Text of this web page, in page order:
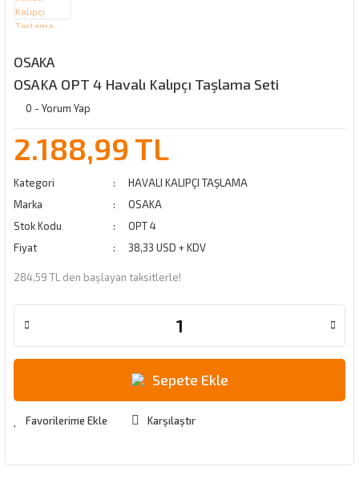
OSAKA
OSAKA OPT 4 Havalı Kalıpçı Taşlama Seti
0 - Yorum Yap
2.188,99 TL
Kategori
HAVALI KALIPÇI TAŞLAMA
Marka
OSAKA
Stok Kodu
OPT 4
Fiyat
38,33 USD + KDV
284,59 TL den başlayan taksitlerle!
Sepete Ekle
Karşılaştır